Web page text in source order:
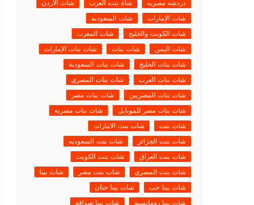
دردشه مصريه
شاة بنت العرب
شات الأردن
شات الإمارات
شات السعودية
شات الكويت والخليج
شات المغرب
شات اليمن
شات بنات
شات بنات الإمارات
شات بنات الخليج
شات بنات السعودية
شات بنات العرب
شات بنات المصرى
شات بنات المصريين
شات بنات مصر
شات بنات مصر للموبايل
شات بنات مصريه
شات بنت
شات بنت الامارات
شات بنت الجزائر
شات بنت السعوديه
شات بنت العراق
شات بنت الكويت
شات بنت المصرى
شات بنت مصر
شات بينا
شات بينا حب
شات بينا حنان
شات بينا رومانسيه
شات بينا صداقه